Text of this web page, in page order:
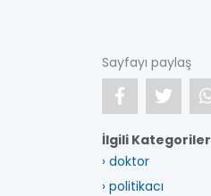
Sayfayı paylaş
İlgili Kategoriler
› doktor
› politikacı